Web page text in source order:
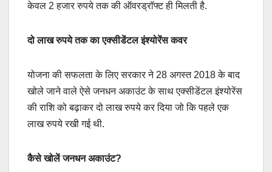
केवल 2 हजार रुपये तक की ऑवरड्रॉफ्ट ही मिलती है.
दो लाख रुपये तक का एक्सीडेंटल इंश्योरेंस कवर
योजना की सफलता के लिए सरकार ने 28 अगस्त 2018 के बाद
खोले जाने वाले ऐसे जनधन अकाउंट के साथ एक्सीडेंटल इंश्योरेंस
की राशि को बढ़ाकर दो लाख रुपये कर दिया जो कि पहले एक
लाख रुपये रखी गई थी.
कैसे खोलें जनधन अकाउंट?